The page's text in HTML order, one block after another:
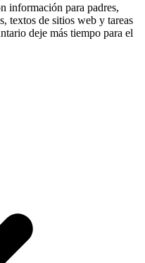
información para padres,
textos de sitios web y tareas
deje más tiempo para el